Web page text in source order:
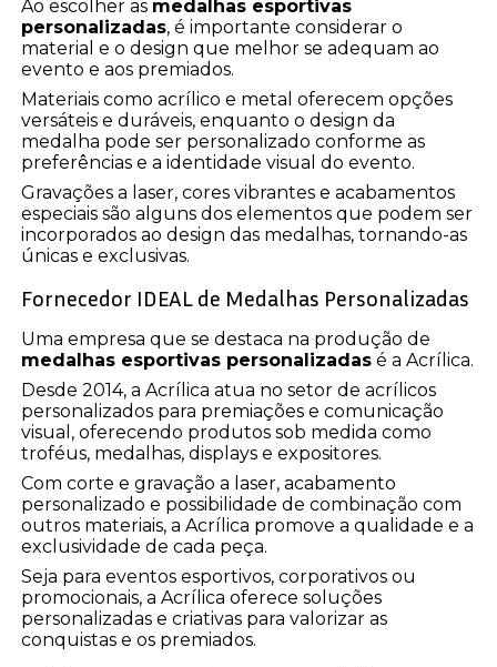
Ao escolher as medalhas esportivas
personalizadas, é importante considerar o
material e o design que melhor se adequam ao
evento e aos premiados.
Materiais como acrílico e metal oferecem opções
versáteis e duráveis, enquanto o design da
medalha pode ser personalizado conforme as
preferências e a identidade visual do evento.
Gravações a laser, cores vibrantes e acabamentos
especiais são alguns dos elementos que podem ser
incorporados ao design das medalhas, tornando-as
únicas e exclusivas.
Fornecedor IDEAL de Medalhas Personalizadas
Uma empresa que se destaca na produção de
medalhas esportivas personalizadas é a Acrílica.
Desde 2014, a Acrílica atua no setor de acrílicos
personalizados para premiações e comunicação
visual, oferecendo produtos sob medida como
troféus, medalhas, displays e expositores.
Com corte e gravação a laser, acabamento
personalizado e possibilidade de combinação com
outros materiais, a Acrílica promove a qualidade e a
exclusividade de cada peça.
Seja para eventos esportivos, corporativos ou
promocionais, a Acrílica oferece soluções
personalizadas e criativas para valorizar as
conquistas e os premiados.